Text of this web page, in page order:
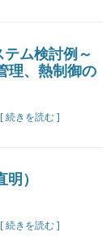
ム検討例～
理、熱制御の
[ 続きを読む ]
）
[ 続きを読む ]